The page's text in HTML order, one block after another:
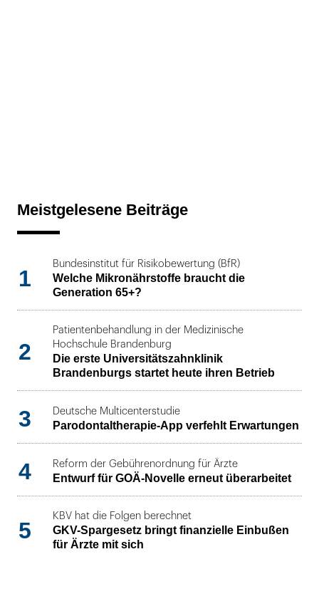
Meistgelesene Beiträge
1
Bundesinstitut für Risikobewertung (BfR)
Welche Mikronährstoffe braucht die
Generation 65+?
2
Patientenbehandlung in der Medizinische
Hochschule Brandenburg
Die erste Universitätszahnklinik
Brandenburgs startet heute ihren Betrieb
3 Deutsche Multicenterstudie
Parodontaltherapie-App verfehlt Erwartungen
4 Reform der Gebührenordnung für Ärzte
Entwurf für GOÄ-Novelle erneut überarbeitet
5
KBV hat die Folgen berechnet
GKV-Spargesetz bringt finanzielle Einbußen
für Ärzte mit sich